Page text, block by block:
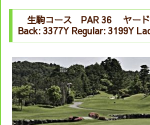
生駒コース PAR 36 ヤー
Back: 3377Y Regular: 3199Y